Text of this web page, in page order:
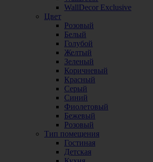
WallDecor Exclusive
Цвет
Розовый
Белый
Голубой
Желтый
Зеленый
Коричневый
Красный
Серый
Синий
Фиолетовый
Бежевый
Розовый
Тип помещения
Гостиная
Детская